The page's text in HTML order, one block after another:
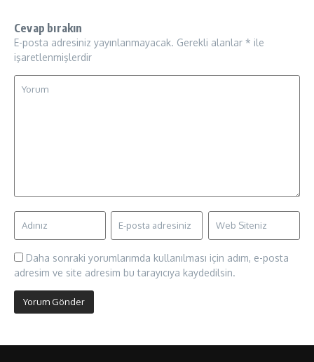
Cevap bırakın
E-posta adresiniz yayınlanmayacak. Gerekli alanlar * ile
işaretlenmişlerdir
Daha sonraki yorumlarımda kullanılması için adım, e-posta
adresim ve site adresim bu tarayıcıya kaydedilsin.